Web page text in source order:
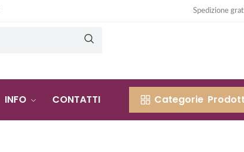
Spedizione
INFO CONTATTI Categorie